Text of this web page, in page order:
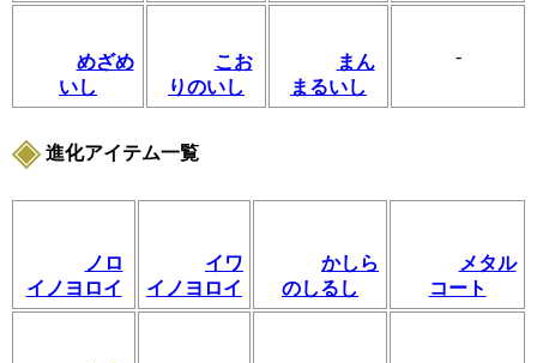
めざめ
いし
こお
りのいし
まん
まるいし
-
進化アイテム一覧
ノロ
イノヨロイ
イワ
イノヨロイ
かしら
のしるし
メタル
コート